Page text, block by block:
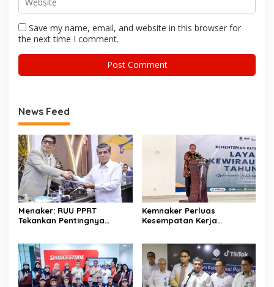
Save my name, email, and website in this browser for
the next time I comment.
News Feed
Menaker: RUU PPRT
Tekankan Pentingnya
Kemnaker Perluas
Kesempatan Kerja